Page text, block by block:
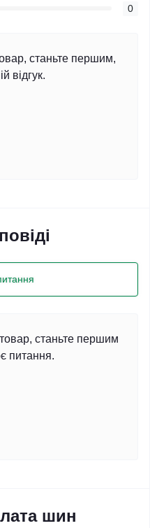
0
станьте першим,
відгук.
станьте першим
питання.
шин